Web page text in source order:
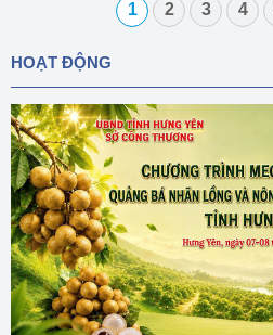
1 2 3 4
HOẠT ĐỘNG